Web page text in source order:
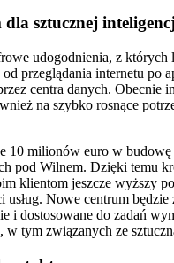
dla sztucznej
udogodnienia, z których
przeglądania internetu po
centra danych. Obecnie
na szybko rosnące
10 milionów euro w
pod Wilnem. Dzięki temu
klientom jeszcze wyższy
usług. Nowe centrum będzie
i dostosowane do zadań
w tym związanych ze